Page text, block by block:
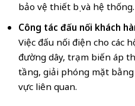
bảo vệ thiết bị và hệ thống.
Công tác đấu nối khách
Việc đấu nối điện cho các
đường dây, trạm biến áp
tầng, giải phóng mặt
vực liên quan.